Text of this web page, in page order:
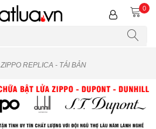
0
ZIPPO REPLICA - TÁI BẢN